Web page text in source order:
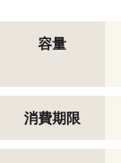
容量
消費期限